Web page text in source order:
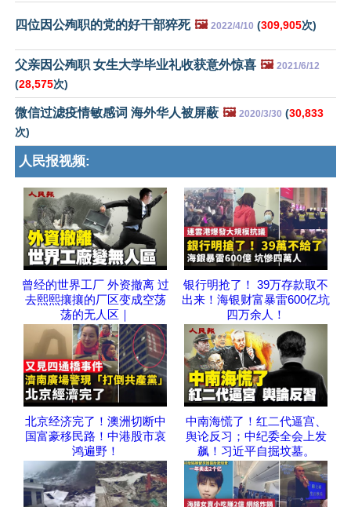
四位因公殉职的党的好干部猝死 🖼️ 2022/4/10 (309,905次)
父亲因公殉职 女生大学毕业礼收获意外惊喜 🖼️ 2021/6/12
(28,575次)
微信过滤疫情敏感词 海外华人被屏蔽 🖼️ 2020/3/30 (30,833
次)
人民报视频:
曾经的世界工厂 外资撤离 过
去熙熙攘攘的厂区变成空荡
荡的无人区｜
银行明抢了！ 39万存款取不
出来！海银财富暴雷600亿坑
四万余人！
北京经济完了！澳洲切断中
国富豪移民路！中港股市哀
鸿遍野！
中南海慌了！红二代逼宫、
舆论反习；中纪委全会上发
飙！习近平自掘坟墓。